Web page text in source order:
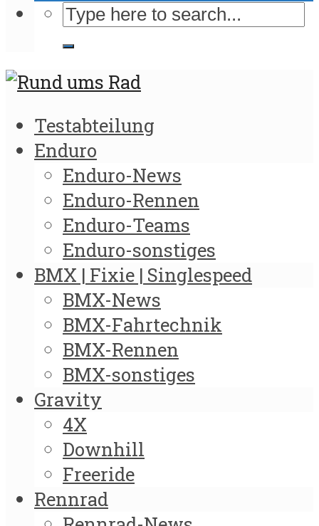
Testabteilung
Enduro
Enduro-News
Enduro-Rennen
Enduro-Teams
Enduro-sonstiges
BMX | Fixie | Singlespeed
BMX-News
BMX-Fahrtechnik
BMX-Rennen
BMX-sonstiges
Gravity
4X
Downhill
Freeride
Rennrad